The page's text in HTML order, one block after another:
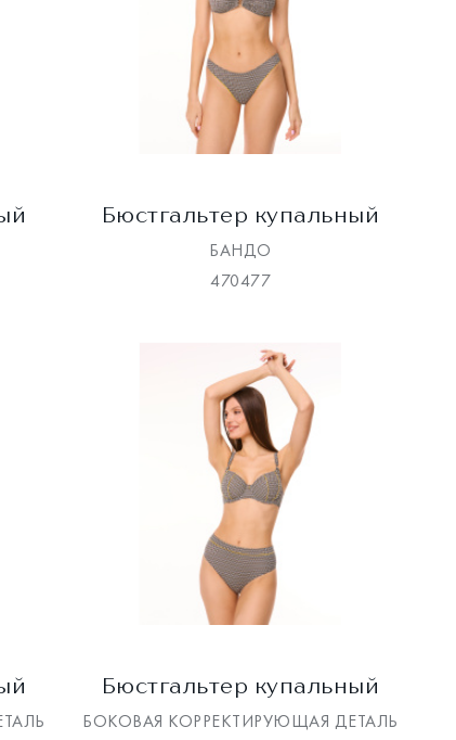
Бюстгальтер купальный
БАНДО
470477
Бюстгальтер купальный
БОКОВАЯ КОРРЕКТИРУЮЩАЯ ДЕТАЛЬ